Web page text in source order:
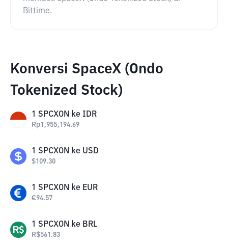
Bittime.
Konversi SpaceX (Ondo
Tokenized Stock)
1 SPCXON ke IDR
Rp1,955,194.69
1 SPCXON ke USD
$109.30
1 SPCXON ke EUR
€94.57
1 SPCXON ke BRL
R$561.83